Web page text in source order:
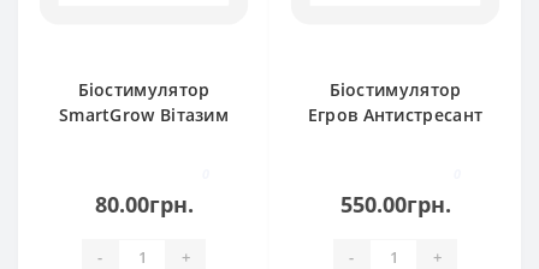
Біостимулятор
SmartGrow Вітазим
80.00грн.
- +
Біостимулятор
Егров Антистресант
550.00грн.
- +